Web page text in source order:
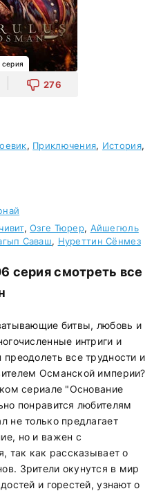
276
, Приключения, История,
,Озге Тюрер, Айшегюль
Саваш, Нуреттин Сёнмез
серия смотреть все
битвы, любовь и
интриги и
все трудности и
Османской империи?
сериале "Основание
понравится любителям
не только предлагает
но и важен с
так как рассказывает о
Зрители окунутся в мир
и горестей, узнают о